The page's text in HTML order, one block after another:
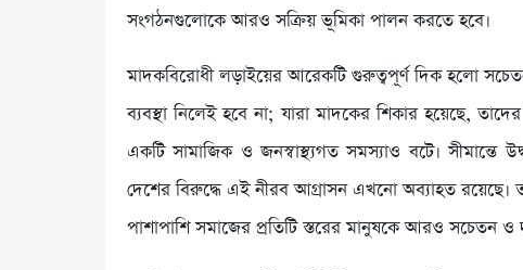
সংগঠনগুলোকে আরও সক্রিয় ভূমিকা পালন করতে হবে।
মাদকবিরোধী লড়াইয়ের আরেকটি গুরুত্বপূর্ণ দিক হলো
ব্যবস্থা নিলেই হবে না; যারা মাদকের শিকার হয়েছে,
একটি সামাজিক ও জনস্বাস্থ্যগত সমস্যাও বটে। সীমান্তে
দেশের বিরুদ্ধে এই নীরব আগ্রাসন এখনো অব্যাহত রয়েছে।
পাশাপাশি সমাজের প্রতিটি স্তরের মানুষকে আরও সচেতন ও